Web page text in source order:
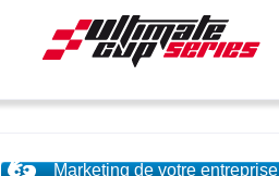
Marketing de votre entreprise